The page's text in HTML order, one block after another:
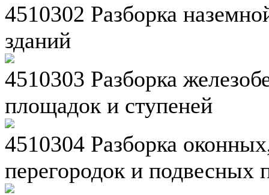
4510302 Разборка
зданий
4510303 Разборка
площадок и ступеней
4510304 Разборка
перегородок и подвесных